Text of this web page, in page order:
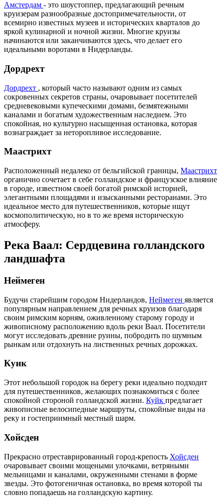
Амстердам - это шоустоппер, предлагающий речным
круизерам разнообразные достопримечательности, от
всемирно известных музеев и исторических кварталов до
яркой кулинарной и ночной жизни. Многие круизы
начинаются или заканчиваются здесь, что делает его
идеальными воротами в Нидерланды.
Дордрехт
Дордрехт , который часто называют одним из самых
сокровенных секретов страны, очаровывает посетителей
средневековыми купеческими домами, безмятежными
каналами и богатым художественным наследием. Это
спокойная, но культурно насыщенная остановка, которая
вознаграждает за неторопливое исследование.
Маастрихт
Расположенный недалеко от бельгийской границы, Маастрихт
органично сочетает в себе голландское и французское влияние
в городе, известном своей богатой римской историей,
элегантными площадями и изысканными ресторанами. Это
идеальное место для путешественников, которые ищут
космополитическую, но в то же время историческую
атмосферу.
Река Ваал: Сердцевина голландского
ландшафта
Неймеген
Будучи старейшим городом Нидерландов, Неймеген является
популярным направлением для речных круизов благодаря
своим римским корням, оживленному старому городу и
живописному расположению вдоль реки Ваал. Посетители
могут исследовать древние руины, побродить по шумным
рынкам или отдохнуть на лиственных речных дорожках.
Куик
Этот небольшой городок на берегу реки идеально подходит
для путешественников, желающих познакомиться с более
спокойной стороной голландской жизни. Куйк предлагает
живописные велосипедные маршруты, спокойные виды на
реку и гостеприимный местный шарм.
Хойсден
Прекрасно отреставрированный город-крепость Хойсден
очаровывает своими мощеными улочками, ветряными
мельницами и каналами, окруженными стенами в форме
звезды. Это фотогеничная остановка, во время которой ты
словно попадаешь на голландскую картину.